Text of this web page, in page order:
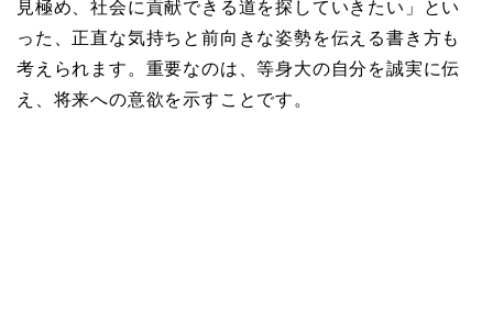
見極め、社会に貢献できる道を探していきたい」とい
った、正直な気持ちと前向きな姿勢を伝える書き方も
考えられます。重要なのは、等身大の自分を誠実に伝
え、将来への意欲を示すことです。